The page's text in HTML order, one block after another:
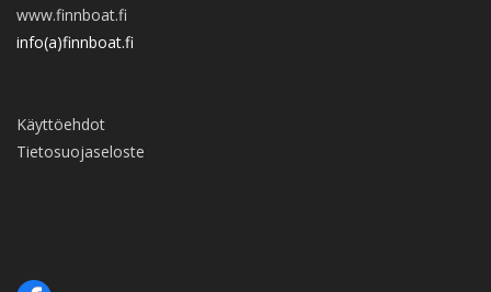
www.finnboat.fi
info(a)finnboat.fi
Käyttöehdot
Tietosuojaseloste